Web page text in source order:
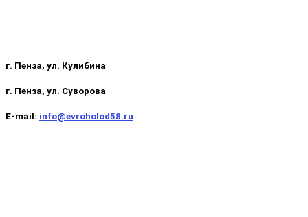
г. Пенза, ул. Кулибина
г. Пенза, ул. Суворова
E-mail: info@evroholod58.ru